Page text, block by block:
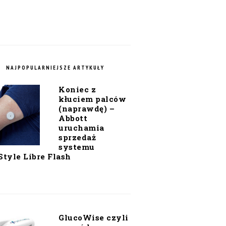
NAJPOPULARNIEJSZE ARTYKUŁY
Koniec z
kłuciem palców
(naprawdę) –
Abbott
uruchamia
sprzedaż
systemu
Libre Flash
GlucoWise czyli